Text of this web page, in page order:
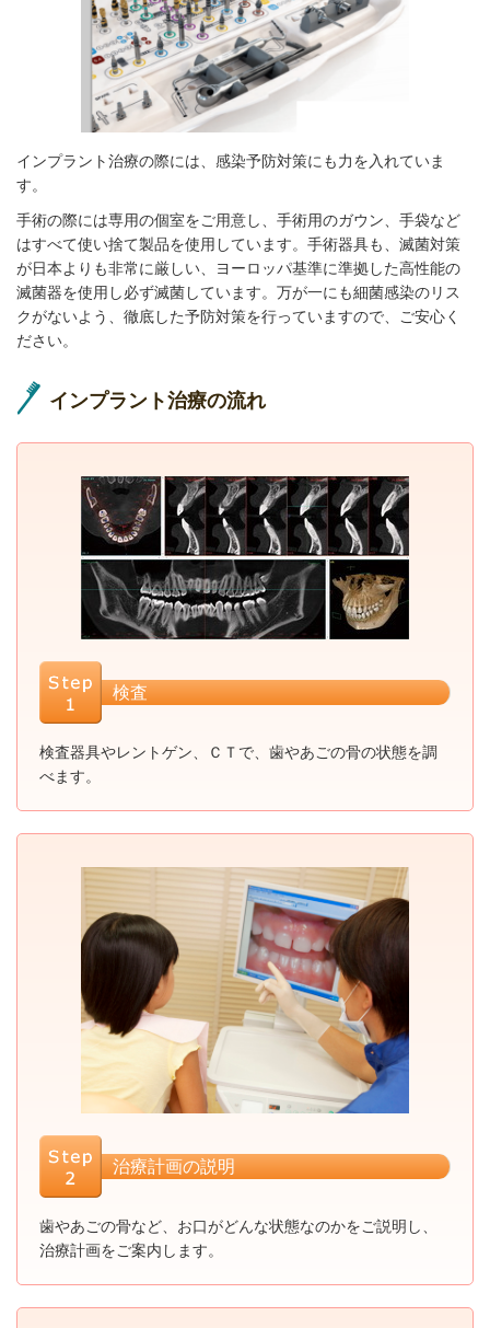
インプラント治療の際には、感染予防対策にも力を入れていま
す。
手術の際には専用の個室をご用意し、手術用のガウン、手袋など
はすべて使い捨て製品を使用しています。手術器具も、滅菌対策
が日本よりも非常に厳しい、ヨーロッパ基準に準拠した高性能の
滅菌器を使用し必ず滅菌しています。万が一にも細菌感染のリス
クがないよう、徹底した予防対策を行っていますので、ご安心く
ださい。
インプラント治療の流れ
検査
検査器具やレントゲン、ＣＴで、歯やあごの骨の状態を調
べます。
治療計画の説明
歯やあごの骨など、お口がどんな状態なのかをご説明し、
治療計画をご案内します。